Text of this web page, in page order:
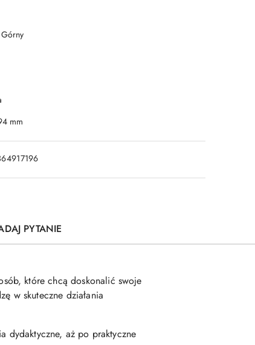
mm
PYTANIE
które chcą doskonalić swoje
w skuteczne działania
dydaktyczne, aż po praktyczne